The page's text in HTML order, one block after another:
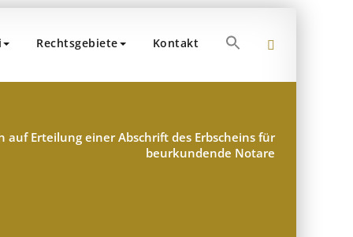
Rechtsgebiete Kontakt Search
for:
auf Erteilung einer Abschrift des Erbscheins für
beurkundende Notare